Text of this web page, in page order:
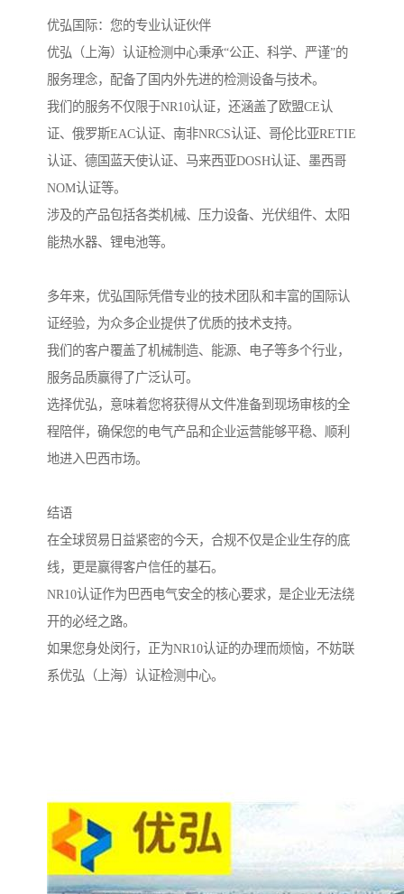
优弘国际：您的专业认证伙伴
优弘（上海）认证检测中心秉承“公正、科学、严谨”的
服务理念，配备了国内外先进的检测设备与技术。
我们的服务不仅限于NR10认证，还涵盖了欧盟CE认
证、俄罗斯EAC认证、南非NRCS认证、哥伦比亚RETIE
认证、德国蓝天使认证、马来西亚DOSH认证、墨西哥
NOM认证等。
涉及的产品包括各类机械、压力设备、光伏组件、太阳
能热水器、锂电池等。
多年来，优弘国际凭借专业的技术团队和丰富的国际认
证经验，为众多企业提供了优质的技术支持。
我们的客户覆盖了机械制造、能源、电子等多个行业，
服务品质赢得了广泛认可。
选择优弘，意味着您将获得从文件准备到现场审核的全
程陪伴，确保您的电气产品和企业运营能够平稳、顺利
地进入巴西市场。
结语
在全球贸易日益紧密的今天，合规不仅是企业生存的底
线，更是赢得客户信任的基石。
NR10认证作为巴西电气安全的核心要求，是企业无法绕
开的必经之路。
如果您身处闵行，正为NR10认证的办理而烦恼，不妨联
系优弘（上海）认证检测中心。